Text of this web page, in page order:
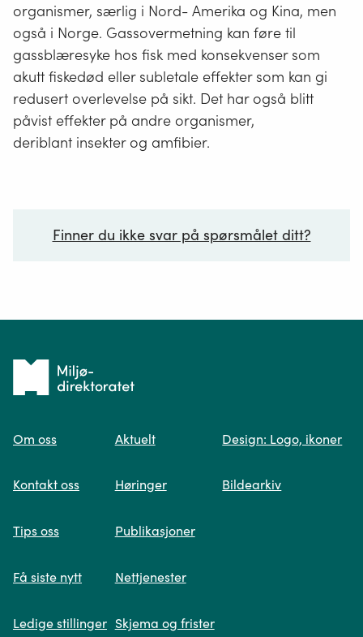
organismer, særlig i Nord- Amerika og Kina, men
også i Norge. Gassovermetning kan føre til
gassblæresyke hos fisk med konsekvenser som
akutt fiskedød eller subletale effekter som kan gi
redusert overlevelse på sikt. Det har også blitt
påvist effekter på andre organismer,
deriblant insekter og amfibier.
Finner du ikke svar på spørsmålet ditt?
Spør oss
søk og viser deg vår mest relevante
Tilbake
forsiden
Om oss
Kontakt oss
Tips oss
Få siste nytt
Ledige stillinger
Aktuelt
Høringer
Publikasjoner
Nettjenester
Skjema og frister
Design: Logo, ikoner
Bildearkiv